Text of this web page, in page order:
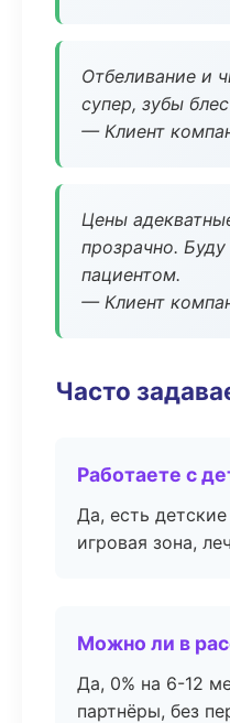
Отбеливание и
супер, зубы
— Клиент
Цены
прозрачно.
пациентом.
— Клиент
Часто
Работаете с
Да, есть
игровая зона,
Можно ли в
Да, 0% на 6-12
партнёры, без